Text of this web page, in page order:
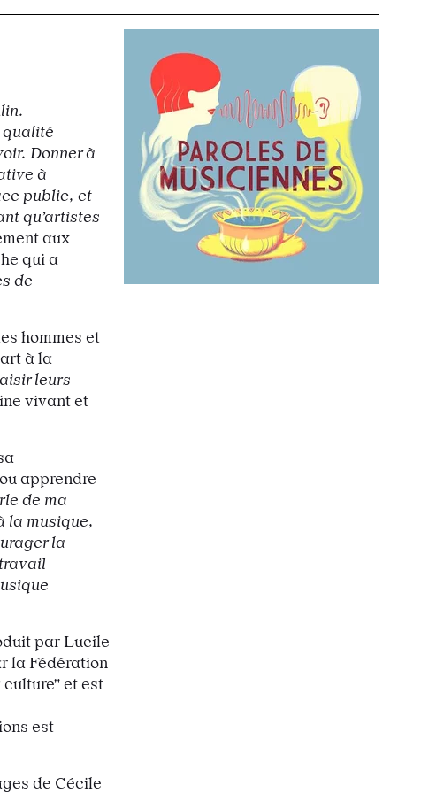
qualité
Donner à
à
public, et
qu’artistes
aux
qui a
de
hommes et
à la
leurs
vivant et
apprendre
de ma
la musique,
la
par Lucile
la Fédération
et est
est
de Cécile